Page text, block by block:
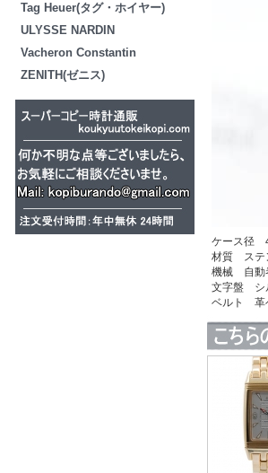
Tag Heuer(タグ・ホイヤー)
ULYSSE NARDIN
Vacheron Constantin
ZENITH(ゼニス)
ケース径
材質 ステ
機械 自動
文字盤 シ
ベルト 革